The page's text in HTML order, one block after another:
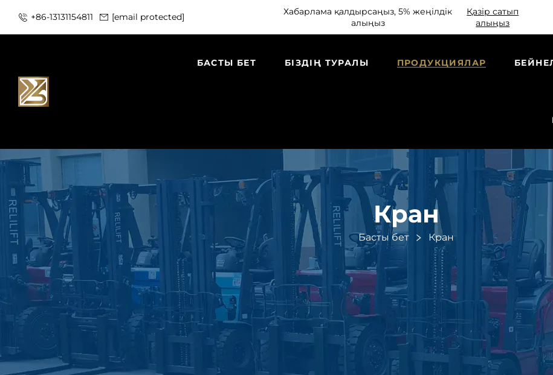
+86-13131154811 [email protected]
Хабарлама қалдырсаңыз, 5% жеңілдік
алыңыз
Қазір сатып
алыңыз
БАСТЫ БЕТ БІЗДІҢ ТУРАЛЫ ПРОДУКЦИЯЛАР
Кран
Басты бет Кран